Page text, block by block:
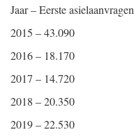
Jaar – Eerste asielaanvragen
2015 – 43.090
2016 – 18.170
2017 – 14.720
2018 – 20.350
2019 – 22.530